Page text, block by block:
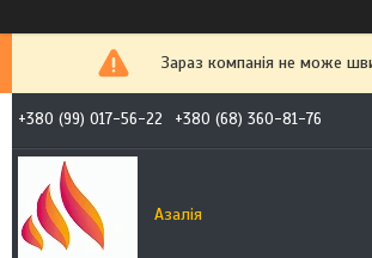
Зараз компанія не може
+380 (99) 017-56-22 +380 (68) 360-81-76
Азалія